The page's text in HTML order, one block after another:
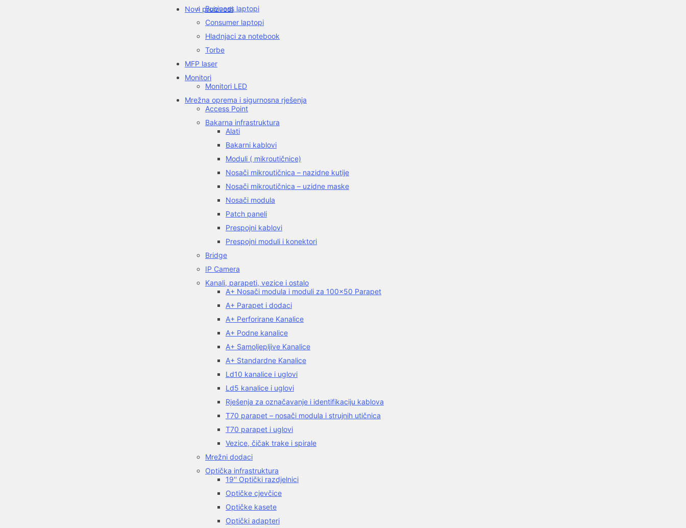
Business laptopi
Consumer laptopi
Hladnjaci za notebook
Torbe
MFP laser
Monitori
Monitori LED
Mrežna oprema i sigurnosna rješenja
Access Point
Bakarna infrastruktura
Alati
Bakarni kablovi
Moduli ( mikroutičnice)
Nosači mikroutičnica – nazidne kutije
Nosači mikroutičnica – uzidne maske
Nosači modula
Patch paneli
Prespojni kablovi
Prespojni moduli i konektori
Bridge
IP Camera
Kanali, parapeti, vezice i ostalo
A+ Nosači modula i moduli za 100×50 Parapet
A+ Parapet i dodaci
A+ Perforirane Kanalice
A+ Podne kanalice
A+ Samoljepljive Kanalice
A+ Standardne Kanalice
Ld10 kanalice i uglovi
Ld5 kanalice i uglovi
Rješenja za označavanje i identifikaciju kablova
T70 parapet – nosači modula i strujnih utičnica
T70 parapet i uglovi
Vezice, čičak trake i spirale
Mrežni dodaci
Optička infrastruktura
19'' Optički razdjelnici
Optičke cjevčice
Optičke kasete
Optički adapteri
Novi proizvodi